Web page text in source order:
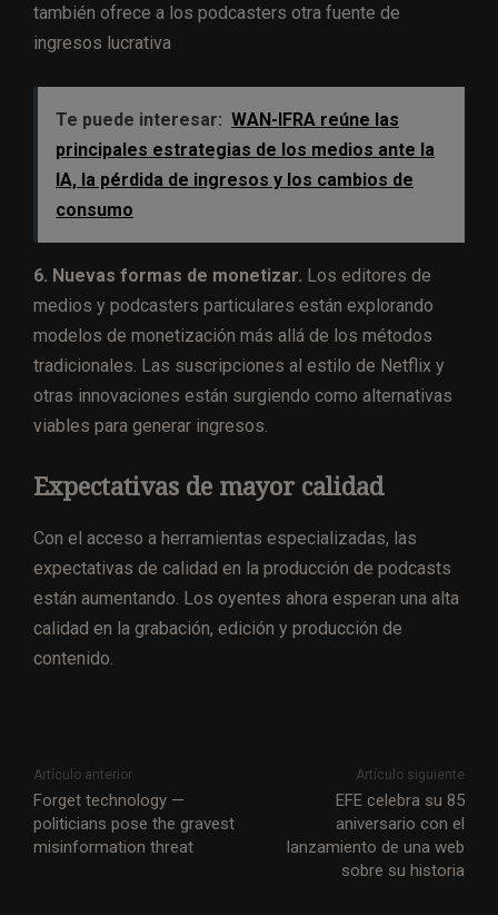
también ofrece a los podcasters otra fuente de
ingresos lucrativa
Te puede interesar: WAN-IFRA reúne las
principales estrategias de los medios ante la
IA, la pérdida de ingresos y los cambios de
consumo
6. Nuevas formas de monetizar. Los editores de
medios y podcasters particulares están explorando
modelos de monetización más allá de los métodos
tradicionales. Las suscripciones al estilo de Netflix y
otras innovaciones están surgiendo como alternativas
viables para generar ingresos.
Expectativas de mayor calidad
Con el acceso a herramientas especializadas, las
expectativas de calidad en la producción de podcasts
están aumentando. Los oyentes ahora esperan una alta
calidad en la grabación, edición y producción de
contenido.
Artículo anterior
Forget technology —
politicians pose the gravest
misinformation threat
Artículo siguiente
EFE celebra su 85
aniversario con el
lanzamiento de una web
sobre su historia